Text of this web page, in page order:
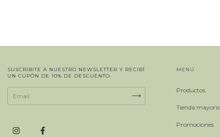
SUSCRIBITE A NUESTRO NEWSLETTER Y RECIBÍ
UN CUPÓN DE 10% DE DESCUENTO.
MENÚ
Productos
Tienda
Promociones